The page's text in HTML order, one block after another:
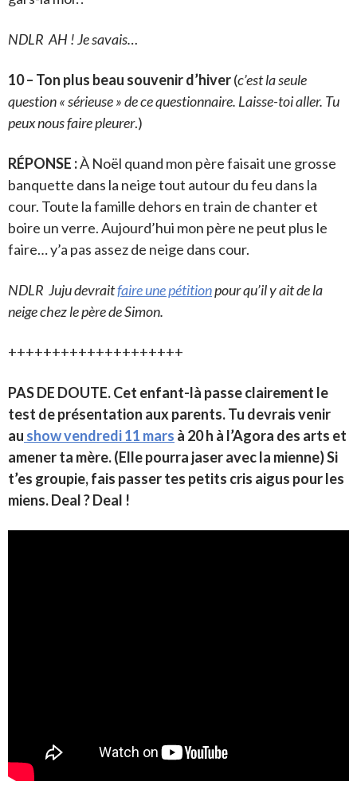
NDLR AH ! Je savais…
10 – Ton plus beau souvenir d’hiver(c’est la seule
question « sérieuse » de ce questionnaire. Laisse-toi aller. Tu
peux nous faire pleurer.)
RÉPONSE :À Noël quand mon père faisait une grosse
banquette dans la neige tout autour du feu dans la
cour. Toute la famille dehors en train de chanter et
boire un verre. Aujourd’hui mon père ne peut plus le
faire… y’a pas assez de neige dans cour.
NDLR Juju devraitfaire une pétitionpour qu’il y ait de la
neige chez le père de Simon.
++++++++++++++++++++
PAS DE DOUTE. Cet enfant-là passe clairement le
test de présentation aux parents. Tu devrais venir
au show vendredi 11 mars à 20 h à l’Agora des arts et
amener ta mère. (Elle pourra jaser avec la mienne)Si
t’es groupie, fais passer tes petits cris aigus pour les
miens. Deal ? Deal !